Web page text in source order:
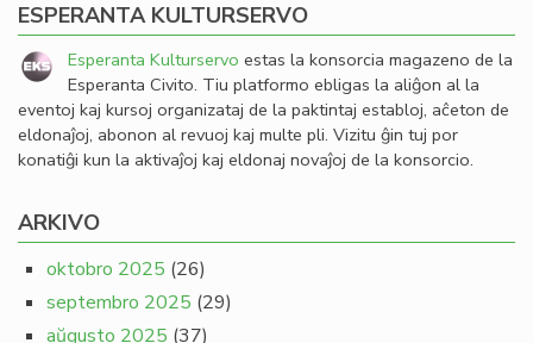
ESPERANTA KULTURSERVO
Esperanta Kulturservo estas la konsorcia magazeno de la
Esperanta Civito. Tiu platformo ebligas la aliĝon al la
eventoj kaj kursoj organizataj de la paktintaj establoj, aĉeton de
eldonaĵoj, abonon al revuoj kaj multe pli. Vizitu ĝin tuj por
konatiĝi kun la aktivaĵoj kaj eldonaj novaĵoj de la konsorcio.
ARKIVO
oktobro 2025 (26)
septembro 2025 (29)
aŭgusto 2025 (37)